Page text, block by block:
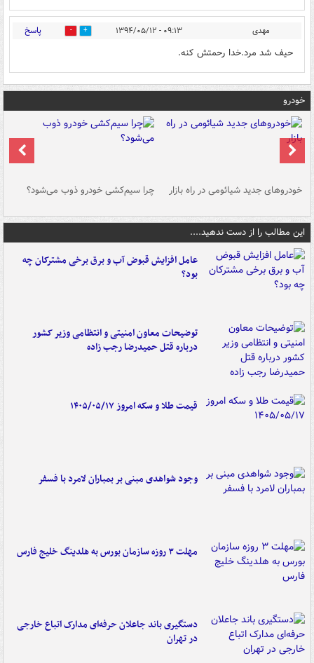
مهدی ۰۹:۱۳ - ۱۳۹۴/۰۵/۱۲ 0 پاسخ
حیف شد مرد.خدا رحمتش کنه.
خودرو
خودروهای جدید شیائومی در راه بازار چرا سیم‌کشی خودرو ذوب می‌شود؟
این مطالب را از دست ندهید....
عامل افزایش قبوض آب و برق برخی مشترکان چه
بود؟
توضیحات معاون امنیتی و انتظامی وزیر کشور
درباره قتل حمیدرضا رجب زاده
قیمت طلا و سکه امروز ۱۴۰۵/۰۵/۱۷
وجود شواهدی مبنی بر بمباران لامرد با فسفر
مهلت ۳ روزه سازمان بورس به هلدینگ خلیج فارس
دستگیری باند جاعلان حرفه‌ای مدارک اتباع خارجی
در تهران